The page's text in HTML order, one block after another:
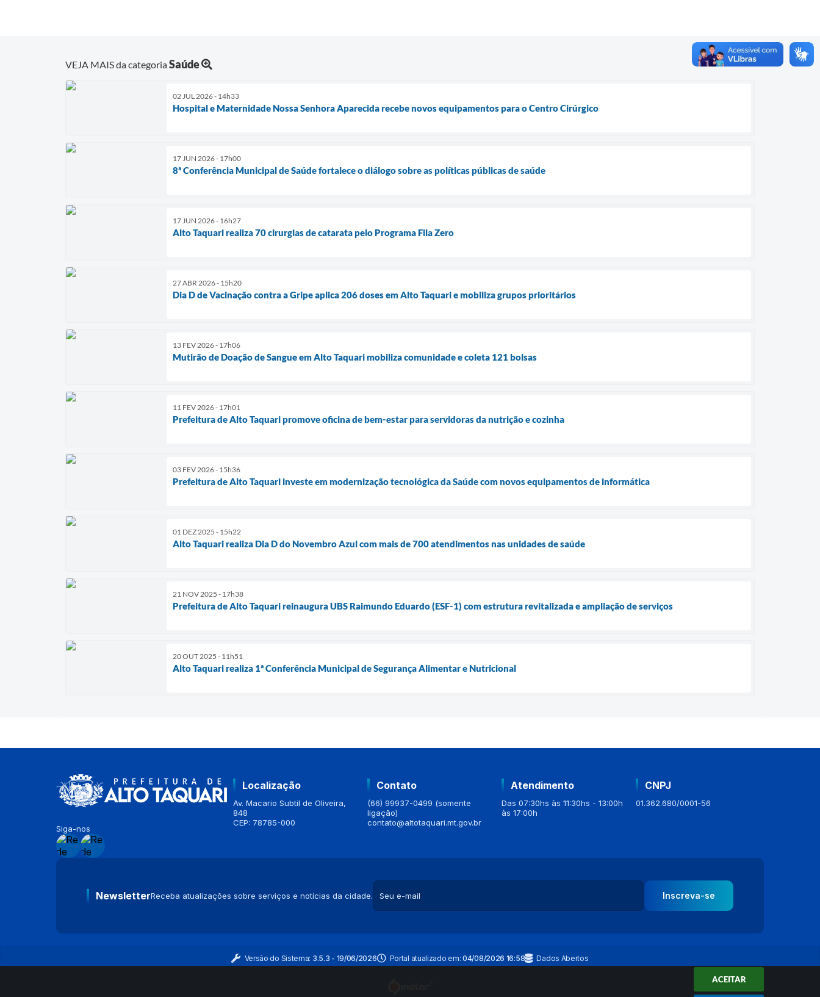
ACEITAR
VEJA MAIS da categoriaSaúde
02 JUL 2026 - 14h33
Hospital e Maternidade Nossa Senhora Aparecida recebe novos equipamentos para o Centro Cirúrgico
17 JUN 2026 - 17h00
8ª Conferência Municipal de Saúde fortalece o diálogo sobre as políticas públicas de saúde
17 JUN 2026 - 16h27
Alto Taquari realiza 70 cirurgias de catarata pelo Programa Fila Zero
27 ABR 2026 - 15h20
Dia D de Vacinação contra a Gripe aplica 206 doses em Alto Taquari e mobiliza grupos prioritários
13 FEV 2026 - 17h06
Mutirão de Doação de Sangue em Alto Taquari mobiliza comunidade e coleta 121 bolsas
11 FEV 2026 - 17h01
Prefeitura de Alto Taquari promove oficina de bem-estar para servidoras da nutrição e cozinha
03 FEV 2026 - 15h36
Prefeitura de Alto Taquari investe em modernização tecnológica da Saúde com novos equipamentos de informática
01 DEZ 2025 - 15h22
Alto Taquari realiza Dia D do Novembro Azul com mais de 700 atendimentos nas unidades de saúde
21 NOV 2025 - 17h38
Prefeitura de Alto Taquari reinaugura UBS Raimundo Eduardo (ESF-1) com estrutura revitalizada e ampliação de serviços
20 OUT 2025 - 11h51
Alto Taquari realiza 1ª Conferência Municipal de Segurança Alimentar e Nutricional
Siga-nos
Localização
Av. Macario Subtil de Oliveira,
848
CEP: 78785-000
Contato
(66) 99937-0499 (somente
ligação)
contato@altotaquari.mt.gov.br
Atendimento
Das 07:30hs às 11:30hs - 13:00h
às 17:00h
CNPJ
01.362.680/0001-56
NewsletterReceba atualizações sobre serviços e notícias da cidade. Inscreva-se
Versão do Sistema: 3.5.3 - 19/06/2026 Portal atualizado em:04/08/2026 16:58 Dados Abertos